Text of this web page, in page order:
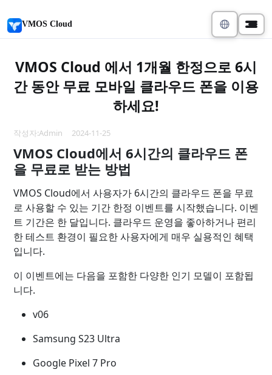
VMOS Cloud
VMOS Cloud 에서 1개월 한정으로 6시
간 동안 무료 모바일 클라우드 폰을 이용
하세요!
작성자:Admin 2024-11-25
VMOS Cloud에서 6시간의 클라우드 폰
을 무료로 받는 방법
VMOS Cloud에서 사용자가 6시간의 클라우드 폰을 무료
로 사용할 수 있는 기간 한정 이벤트를 시작했습니다. 이벤
트 기간은 한 달입니다. 클라우드 운영을 좋아하거나 편리
한 테스트 환경이 필요한 사용자에게 매우 실용적인 혜택
입니다.
이 이벤트에는 다음을 포함한 다양한 인기 모델이 포함됩
니다.
v06
Samsung S23 Ultra
Google Pixel 7 Pro